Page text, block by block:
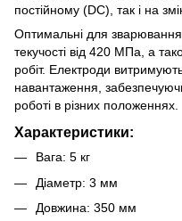
постійному (DC), так і на
Оптимальні для зварювання
текучості від 420 МПа, а
робіт. Електроди
навантаження,
роботі в різних положеннях.
Характеристики:
Вага: 5 кг
Діаметр: 3 мм
Довжина: 350 мм